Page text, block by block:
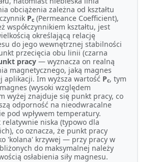
obciążenia zależna od kształtu
Pc (Permeance Coefficient),
współczynnikiem kształtu, jest
określającą relację
do jego wewnętrznej stabilności
przecięcia obu linii (czarna
pracy — wyznacza on realną
magnetycznego, jaką magnes
aplikacji. Im wyższa wartość Pc, tym
(wysoki względem
wyżej znajduje się punkt pracy, co
odporność na nieodwracalne
pod wpływem temperatury.
relatywnie niska (typowo dla
co oznacza, że punkt pracy
'kolana' krzywej — przy pracy w
do maksymalnej należy
osłabienia siły magnesu.